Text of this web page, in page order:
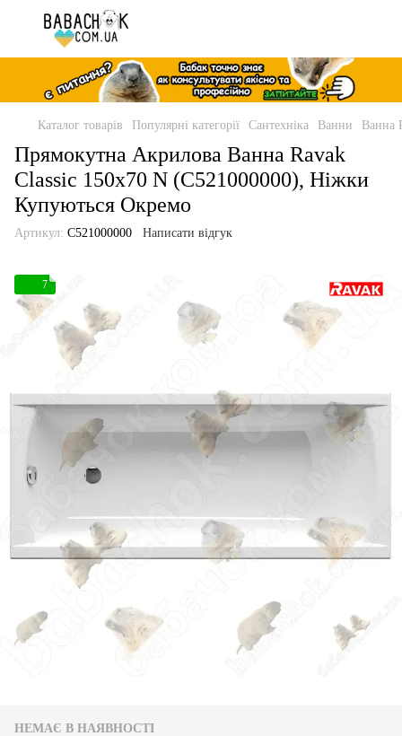
Каталог товарів Популярні категорії Сантехніка Ванни Ванна
Прямокутна Акрилова Ванна Ravak
Classic 150x70 N (C521000000), Ніжки
Купуються Окремо
Артикул: C521000000 Написати відгук
7
НЕМАЄ В НАЯВНОСТІ